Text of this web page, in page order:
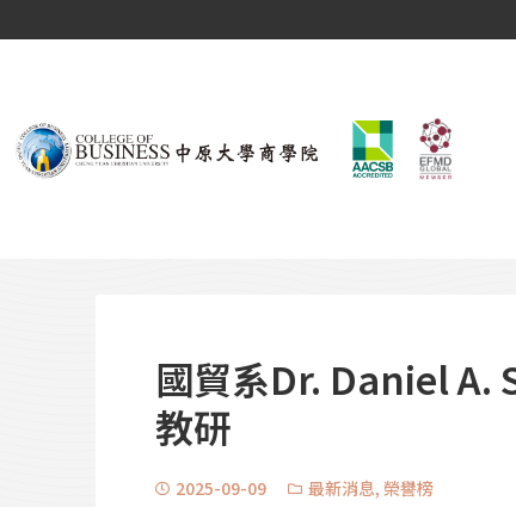
國貿系Dr. Daniel A.
教研
2025-09-09 最新消息, 榮譽榜